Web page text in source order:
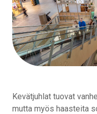
Kevätjuhlat tuovat
mutta myös haasteita